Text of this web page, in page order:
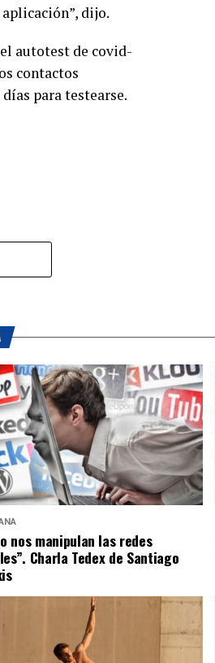
dijo.
autotest de covid-
contactos
para testearse.
nos manipulan las redes
Charla Tedex de Santiago